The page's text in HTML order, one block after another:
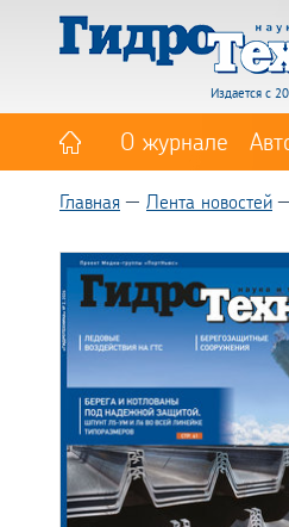
Издается с
О журнале
Главная Лента новостей